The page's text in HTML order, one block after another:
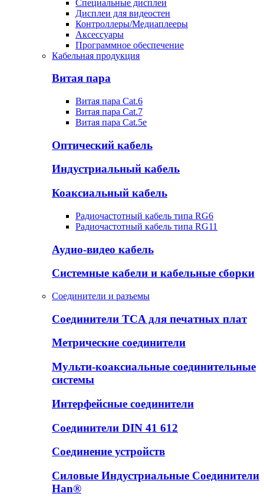
Специальные дисплеи
Дисплеи для видеостен
Контроллеры/Медиаплееры
Аксессуары
Программное обеспечение
Кабельная продукция
Витая пара
Витая пара Cat.6
Витая пара Cat.7
Витая пара Cat.5e
Оптический кабель
Индустриальный кабель
Коаксиальный кабель
Радиочастотный кабель типа RG6
Радиочастотный кабель типа RG11
Аудио-видео кабель
Системные кабели и кабельные сборки
Соединители и разъемы
Соединители TCA для печатных плат
Метрические соединители
Мульти-коаксиальные соединительные
системы
Интерфейсные соединители
Соединители DIN 41 612
Соединение устройств
Силовые Индустриальные Соединители
Han®